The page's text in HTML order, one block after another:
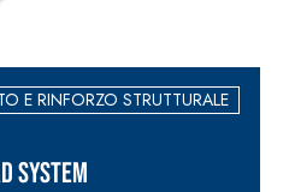
E RINFORZO STRUTTURALE
SYSTEM